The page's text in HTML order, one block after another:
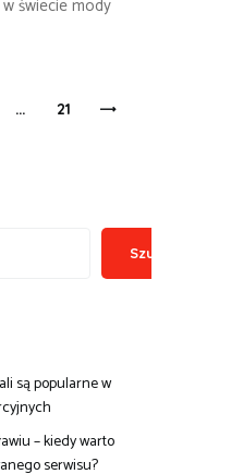
świecie mody
… PAGE
21
Szukaj
są popularne w
– kiedy warto
serwisu?